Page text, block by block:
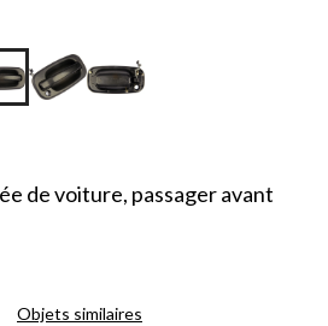
de voiture, passager avant
Objets similaires